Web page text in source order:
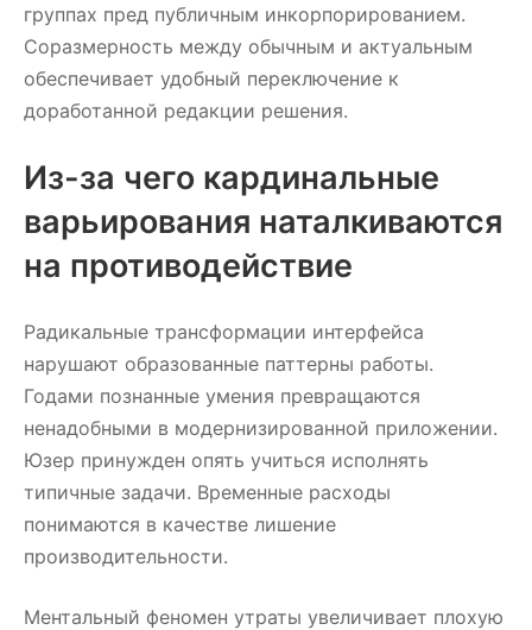
группах пред публичным инкорпорированием.
Соразмерность между обычным и актуальным
обеспечивает удобный переключение к
доработанной редакции решения.
Из-за чего кардинальные
варьирования наталкиваются
на противодействие
Радикальные трансформации интерфейса
нарушают образованные паттерны работы.
Годами познанные умения превращаются
ненадобными в модернизированной приложении.
Юзер принужден опять учиться исполнять
типичные задачи. Временные расходы
понимаются в качестве лишение
производительности.
Ментальный феномен утраты увеличивает плохую